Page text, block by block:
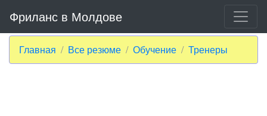
Фриланс в Молдове
Главная Все резюме Обучение Тренеры